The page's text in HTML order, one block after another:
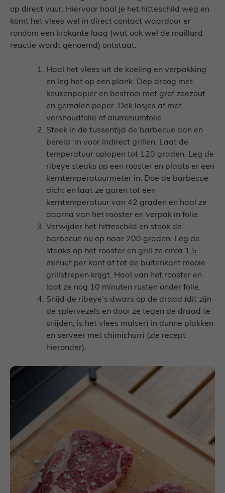
op direct vuur. Hiervoor haal je het hitteschild weg en
komt het vlees wel in direct contact waardoor er
rondom een krokante laag (wat ook wel de maillard
reactie wordt genoemd) ontstaat.
Haal het vlees uit de koeling en verpakking
en leg het op een plank. Dep droog met
keukenpapier en bestrooi met grof zeezout
en gemalen peper. Dek losjes af met
vershoudfolie of aluminiumfolie.
Steek in de tussentijd de barbecue aan en
bereid ‘m voor indirect grillen. Laat de
temperatuur oplopen tot 120 graden. Leg de
ribeye steaks op een rooster en plaats er een
kerntemperatuurmeter in. Doe de barbecue
dicht en laat ze garen tot een
kerntemperatuur van 42 graden en haal ze
daarna van het rooster en verpak in folie.
Verwijder het hitteschild en stook de
barbecue nu op naar 200 graden. Leg de
steaks op het rooster en grill ze circa 1,5
minuut per kant af tot de buitenkant mooie
grillstrepen krijgt. Haal van het rooster en
laat ze nog 10 minuten rusten onder folie.
Snijd de ribeye’s dwars op de draad (dit zijn
de spiervezels en door ze tegen de draad te
snijden, is het vlees malser) in dunne plakken
en serveer met chimichurri (zie recept
hieronder).